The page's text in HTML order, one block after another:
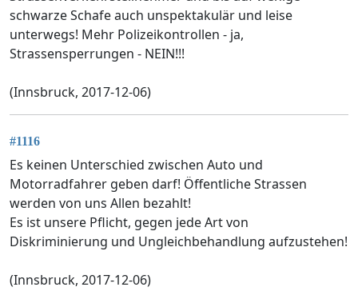
schwarze Schafe auch unspektakulär und leise
unterwegs! Mehr Polizeikontrollen - ja,
Strassensperrungen - NEIN!!!
(Innsbruck, 2017-12-06)
#1116
Es keinen Unterschied zwischen Auto und
Motorradfahrer geben darf! Öffentliche Strassen
werden von uns Allen bezahlt!
Es ist unsere Pflicht, gegen jede Art von
Diskriminierung und Ungleichbehandlung aufzustehen!
(Innsbruck, 2017-12-06)